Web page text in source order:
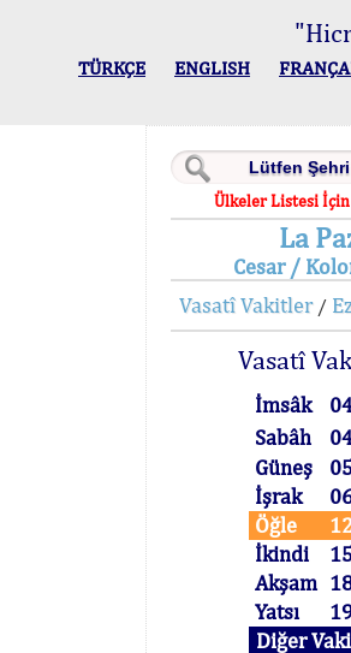
TÜRKÇE ENGLISH
Ülkeler Listesi İçin
La
Cesar /
Vasatî Vakitler/
Vasatî
İmsâk
Sabâh
Güneş
İşrak
Öğle
İkindi
Akşam
Yatsı
Diğer